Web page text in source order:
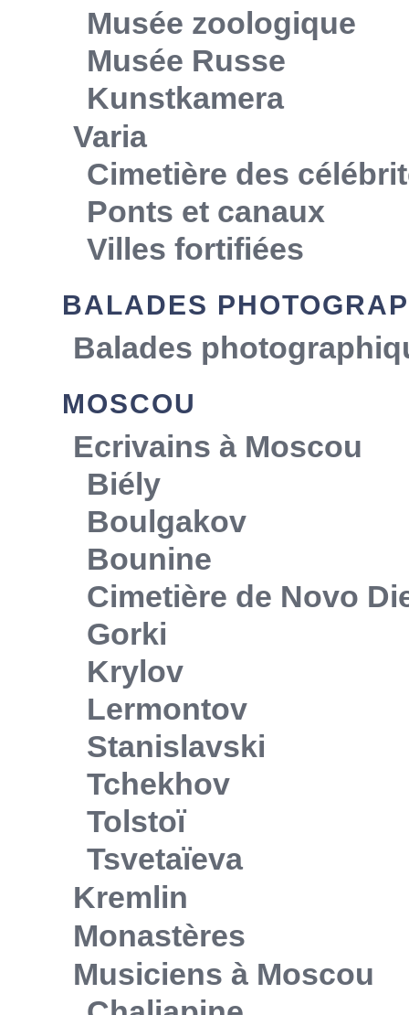
Musée zoologique
Musée Russe
Kunstkamera
Varia
Cimetière des
Ponts et canaux
Villes fortifiées
BALADES
Balades
MOSCOU
Ecrivains à Moscou
Biély
Boulgakov
Bounine
Cimetière de Novo
Gorki
Krylov
Lermontov
Stanislavski
Tchekhov
Tolstoï
Tsvetaïeva
Kremlin
Monastères
Musiciens à Moscou